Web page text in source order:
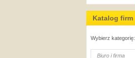
Katalog firm
Wybierz kategorię: